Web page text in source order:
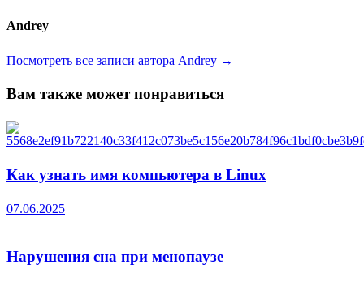
Andrey
Посмотреть все записи автора Andrey →
Вам также может понравиться
Как узнать имя компьютера в Linux
07.06.2025
Нарушения сна при менопаузе